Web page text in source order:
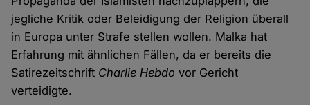
jegliche Kritik oder Beleidigung der Religion überall
in Europa unter Strafe stellen wollen. Malka hat
Erfahrung mit ähnlichen Fällen, da er bereits die
Satirezeitschrift Charlie Hebdo vor Gericht
verteidigte.